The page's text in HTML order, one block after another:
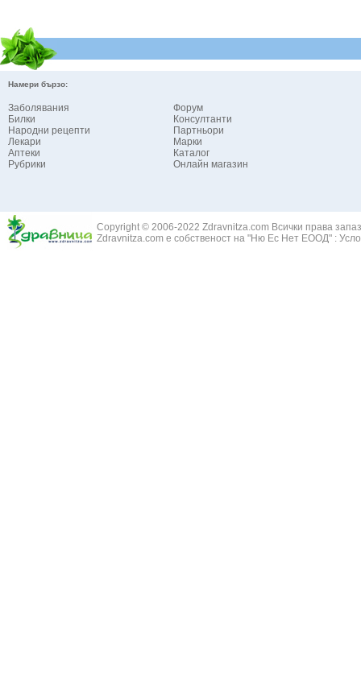
Намери бързо:
Заболявания
Билки
Народни рецепти
Лекари
Аптеки
Рубрики
Форум
Консултанти
Партньори
Марки
Каталог
Онлайн магазин
Copyright © 2006-2022 Zdravnitza.com Всички права
Zdravnitza.com е собственост на "Ню Ес Нет ЕООД" :